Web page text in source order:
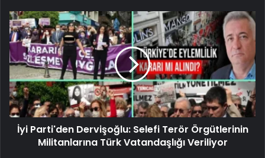
İyi Parti'den Dervişoğlu: Selefi Terör Örgütlerinin
Militanlarına Türk Vatandaşlığı Veriliyor